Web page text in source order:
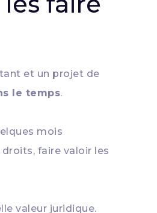
et un projet de
le temps.
mois
faire valoir les
valeur juridique.